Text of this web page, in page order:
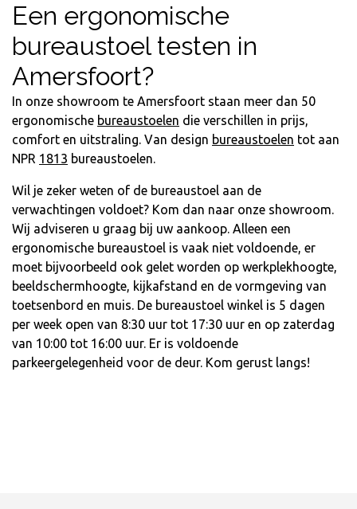
Een ergonomische
bureaustoel testen in
Amersfoort?
In onze showroom te Amersfoort staan meer dan 50
ergonomische bureaustoelen die verschillen in prijs,
comfort en uitstraling. Van design bureaustoelen tot aan
NPR 1813 bureaustoelen.
Wil je zeker weten of de bureaustoel aan de
verwachtingen voldoet? Kom dan naar onze showroom.
Wij adviseren u graag bij uw aankoop. Alleen een
ergonomische bureaustoel is vaak niet voldoende, er
moet bijvoorbeeld ook gelet worden op werkplekhoogte,
beeldschermhoogte, kijkafstand en de vormgeving van
toetsenbord en muis. De bureaustoel winkel is 5 dagen
per week open van 8:30 uur tot 17:30 uur en op zaterdag
van 10:00 tot 16:00 uur. Er is voldoende
parkeergelegenheid voor de deur. Kom gerust langs!